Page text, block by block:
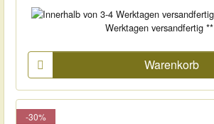
Werktagen versandfertig **
Warenkorb
-30%